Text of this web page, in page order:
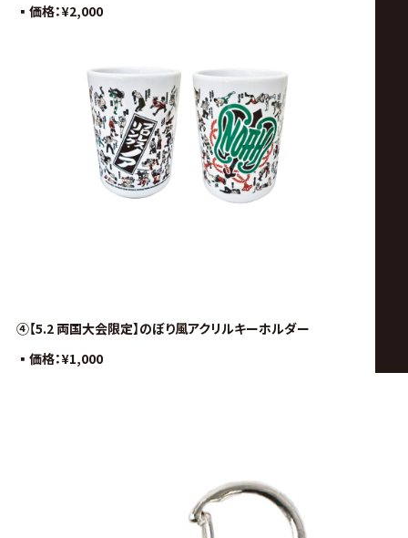
▪︎価格：¥2,000
④【5.2 両国大会限定】のぼり風アクリルキーホルダー
▪︎価格：¥1,000